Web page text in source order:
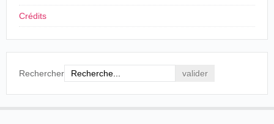
Crédits
Rechercher